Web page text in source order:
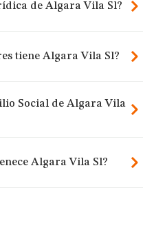
de Algara Vila Sl?
tiene Algara Vila Sl?
Social de Algara Vila
Algara Vila Sl?